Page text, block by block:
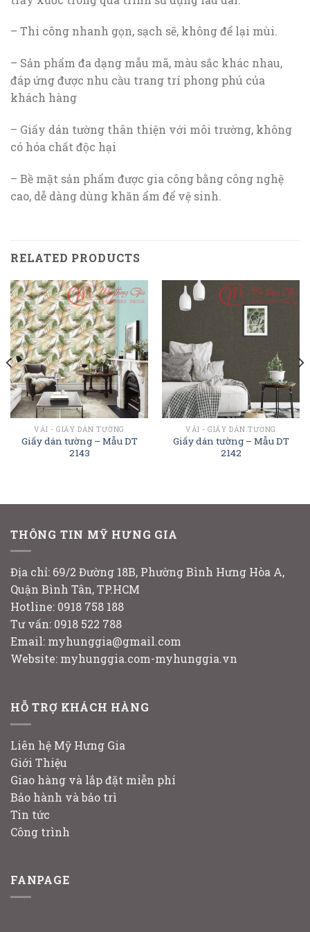
– Thi công nhanh gọn, sạch sẽ, không để lại mùi.
– Sản phẩm đa dạng mẫu mã, màu sắc khác nhau,
đáp ứng được nhu cầu trang trí phong phú của
khách hàng
– Giấy dán tường thân thiện với môi trường, không
có hóa chất độc hại
– Bề mặt sản phẩm được gia công bằng công nghệ
cao, dễ dàng dùng khăn ẩm để vệ sinh.
RELATED PRODUCTS
VẢI - GIẤY DÁN TƯỜNG
Giấy dán tường – Mẫu DT
2143
VẢI - GIẤY DÁN TƯỜNG
Giấy dán tường – Mẫu DT
2142
THÔNG TIN MỸ HƯNG GIA
Địa chỉ: 69/2 Đường 18B, Phường Bình Hưng Hòa A,
Quận Bình Tân, TP.HCM
Hotline: 0918 758 188
Tư vấn: 0918 522 788
Email: myhunggia@gmail.com
Website: myhunggia.com-myhunggia.vn
HỖ TRỢ KHÁCH HÀNG
Liên hệ Mỹ Hưng Gia
Giới Thiệu
Giao hàng và lắp đặt miễn phí
Bảo hành và bảo trì
Tin tức
Công trình
FANPAGE